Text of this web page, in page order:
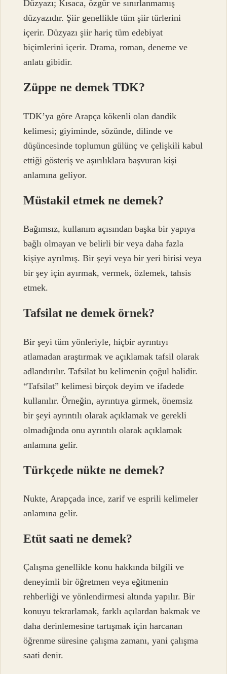
Düzyazı; Kısaca, özgür ve sınırlanmamış
düzyazıdır. Şiir genellikle tüm şiir türlerini
içerir. Düzyazı şiir hariç tüm edebiyat
biçimlerini içerir. Drama, roman, deneme ve
anlatı gibidir.
Züppe ne demek TDK?
TDK’ya göre Arapça kökenli olan dandik
kelimesi; giyiminde, sözünde, dilinde ve
düşüncesinde toplumun gülünç ve çelişkili kabul
ettiği gösteriş ve aşırılıklara başvuran kişi
anlamına geliyor.
Müstakil etmek ne demek?
Bağımsız, kullanım açısından başka bir yapıya
bağlı olmayan ve belirli bir veya daha fazla
kişiye ayrılmış. Bir şeyi veya bir yeri birisi veya
bir şey için ayırmak, vermek, özlemek, tahsis
etmek.
Tafsilat ne demek örnek?
Bir şeyi tüm yönleriyle, hiçbir ayrıntıyı
atlamadan araştırmak ve açıklamak tafsil olarak
adlandırılır. Tafsilat bu kelimenin çoğul halidir.
“Tafsilat” kelimesi birçok deyim ve ifadede
kullanılır. Örneğin, ayrıntıya girmek, önemsiz
bir şeyi ayrıntılı olarak açıklamak ve gerekli
olmadığında onu ayrıntılı olarak açıklamak
anlamına gelir.
Türkçede nükte ne demek?
Nukte, Arapçada ince, zarif ve esprili kelimeler
anlamına gelir.
Etüt saati ne demek?
Çalışma genellikle konu hakkında bilgili ve
deneyimli bir öğretmen veya eğitmenin
rehberliği ve yönlendirmesi altında yapılır. Bir
konuyu tekrarlamak, farklı açılardan bakmak ve
daha derinlemesine tartışmak için harcanan
öğrenme süresine çalışma zamanı, yani çalışma
saati denir.